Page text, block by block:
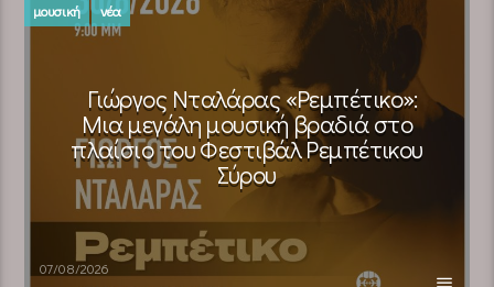
μουσική νέα
Γιώργος Νταλάρας «Ρεμπέτικο»:
Μια μεγάλη μουσική βραδιά στο
πλαίσιο του Φεστιβάλ Ρεμπέτικου
Σύρου
07/08/2026